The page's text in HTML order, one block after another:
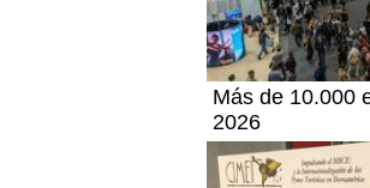
Más de 10.000
2026